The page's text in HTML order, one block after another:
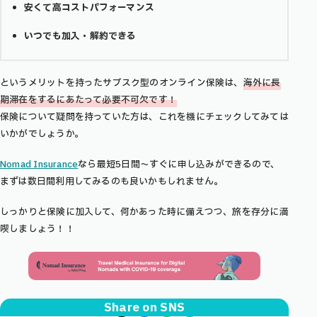
安くて高コストパフォーマンス
いつでも加入・解約できる
というメリットを持ったサブスク型のオンライン保険は、 海外に長
期滞在をするにあたって必要不可欠です！
保険について疑問を持っていた方は、これを機にチェックしてみては
いかがでしょうか。
Nomad Insuranceなら最短5日間〜すぐに申し込みができるので、
まずは数日間利用してみるのも良いかもしれません。
しっかりと保険に加入して、何かあった時に備えつつ、旅を存分に満
喫しましょう！！
Share on SNS